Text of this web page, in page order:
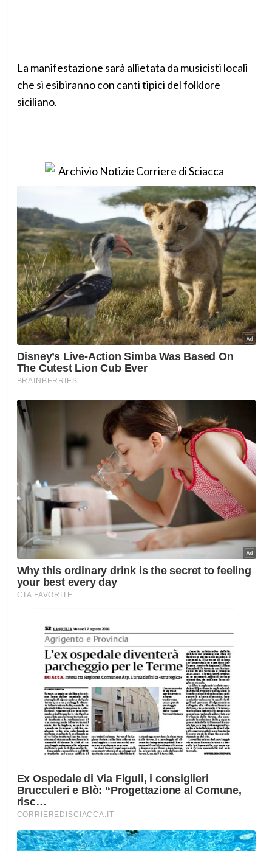
La manifestazione sarà allietata da musicisti locali
che si esibiranno con canti tipici del folklore
siciliano.